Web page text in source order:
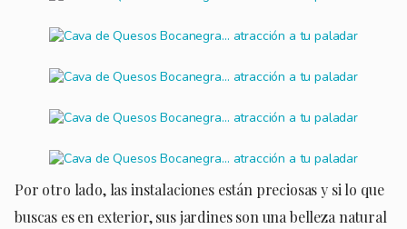
Por otro lado, las instalaciones están preciosas y si lo que
buscas es en exterior, sus jardines son una belleza natural